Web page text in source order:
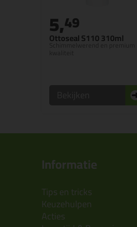
Ottoseal S110 310ml
Schimmelwerend en premium
5,49
Informatie
Tips en tricks
Keuzehulpen
Acties